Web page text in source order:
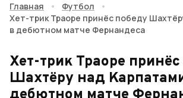
Главная • Футбол
•
Хет-трик Траоре принёс победу
в дебютном матче Фернандеса
Хет-трик Траоре
Шахтёру над